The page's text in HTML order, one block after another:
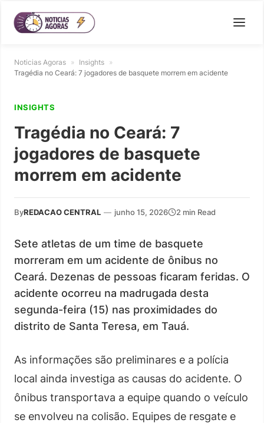
Noticias Agoras » Insights »
Tragédia no Ceará: 7 jogadores de basquete morrem em acidente
INSIGHTS
Tragédia no Ceará: 7
jogadores de basquete
morrem em acidente
ByREDACAO CENTRAL — junho 15, 2026 2 min Read
Sete atletas de um time de basquete
morreram em um acidente de ônibus no
Ceará. Dezenas de pessoas ficaram feridas. O
acidente ocorreu na madrugada desta
segunda-feira (15) nas proximidades do
distrito de Santa Teresa, em Tauá.
As informações são preliminares e a polícia
local ainda investiga as causas do acidente. O
ônibus transportava a equipe quando o veículo
se envolveu na colisão. Equipes de resgate e